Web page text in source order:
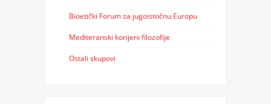
Bioetički Forum za jugoistočnu Europu
Mediteranski korijeni filozofije
Ostali skupovi